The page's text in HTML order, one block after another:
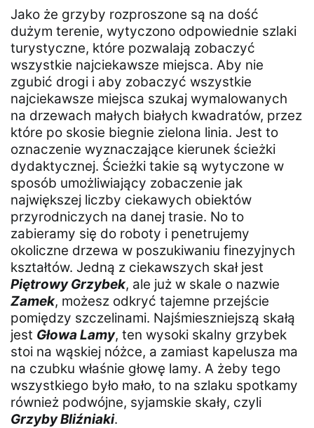
Jako że grzyby rozproszone są na dość
dużym terenie, wytyczono odpowiednie szlaki
turystyczne, które pozwalają zobaczyć
wszystkie najciekawsze miejsca. Aby nie
zgubić drogi i aby zobaczyć wszystkie
najciekawsze miejsca szukaj wymalowanych
na drzewach małych białych kwadratów, przez
które po skosie biegnie zielona linia. Jest to
oznaczenie wyznaczające kierunek ścieżki
dydaktycznej. Ścieżki takie są wytyczone w
sposób umożliwiający zobaczenie jak
największej liczby ciekawych obiektów
przyrodniczych na danej trasie. No to
zabieramy się do roboty i penetrujemy
okoliczne drzewa w poszukiwaniu finezyjnych
kształtów. Jedną z ciekawszych skał jest
Piętrowy Grzybek, ale już w skale o nazwie
Zamek, możesz odkryć tajemne przejście
pomiędzy szczelinami. Najśmieszniejszą skałą
jest Głowa Lamy, ten wysoki skalny grzybek
stoi na wąskiej nóżce, a zamiast kapelusza ma
na czubku właśnie głowę lamy. A żeby tego
wszystkiego było mało, to na szlaku spotkamy
również podwójne, syjamskie skały, czyli
Grzyby Bliźniaki.